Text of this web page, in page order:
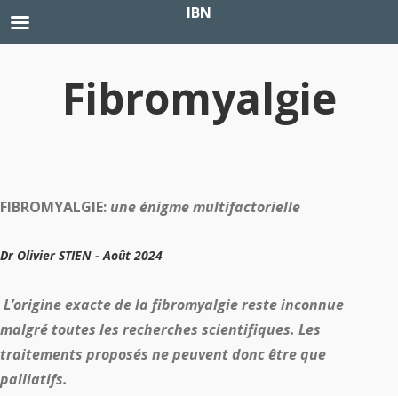
Fibromyalgie
FIBROMYALGIE: une énigme multifactorielle
Dr Olivier STIEN - Août 2024
L’origine exacte de la fibromyalgie reste inconnue
malgré toutes les recherches scientifiques. Les
traitements proposés ne peuvent donc être que
palliatifs.
IBN